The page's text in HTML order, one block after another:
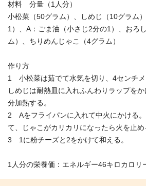
材料 分量（1人分）
小松菜（50グラム）、しめじ（10グラム
1）、A：ごま油（小さじ2分の1）、おろ
ム）、ちりめんじゃこ（4グラム）
作り方
1 小松菜は茹でて水気を切り、4センチメ
しめじは耐熱皿に入れふんわりラップを
分加熱する。
2 Aをフライパンに入れて中火にかける
て、じゃこがカリカリになったら火を止め
3 1に粉チーズと2をかけて和える。
1人分の栄養価：エネルギー46キロカロリ